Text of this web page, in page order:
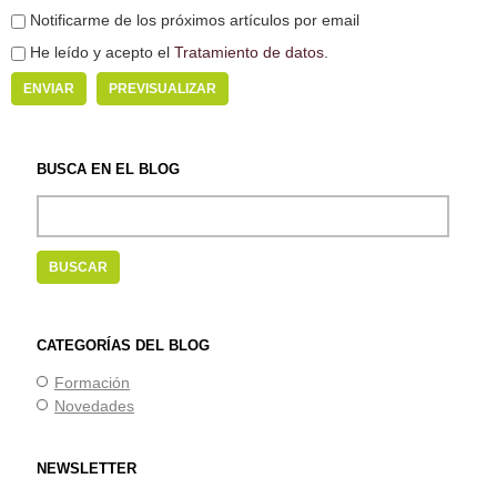
BUSCA EN EL BLOG
CATEGORÍAS DEL BLOG
Formación
Novedades
NEWSLETTER
Notificarme de los próximos artículos por email
He leído y acepto el Tratamiento de datos